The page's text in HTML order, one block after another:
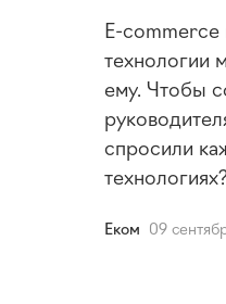
E-commerce
технологии
ему. Чтобы
спросили
Еком 09